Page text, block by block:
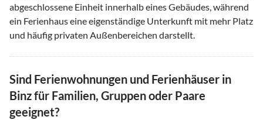
abgeschlossene Einheit innerhalb eines Gebäudes, während
ein Ferienhaus eine eigenständige Unterkunft mit mehr Platz
und häufig privaten Außenbereichen darstellt.
Sind Ferienwohnungen und Ferienhäuser in
Binz für Familien, Gruppen oder Paare
geeignet?